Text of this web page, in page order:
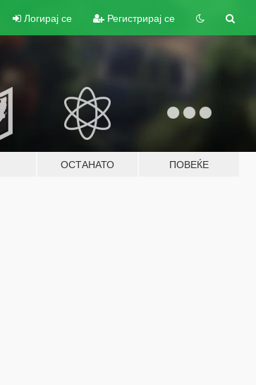
Логирај се Регистрирај се
ОСТАНАТО ПОВЕЌЕ